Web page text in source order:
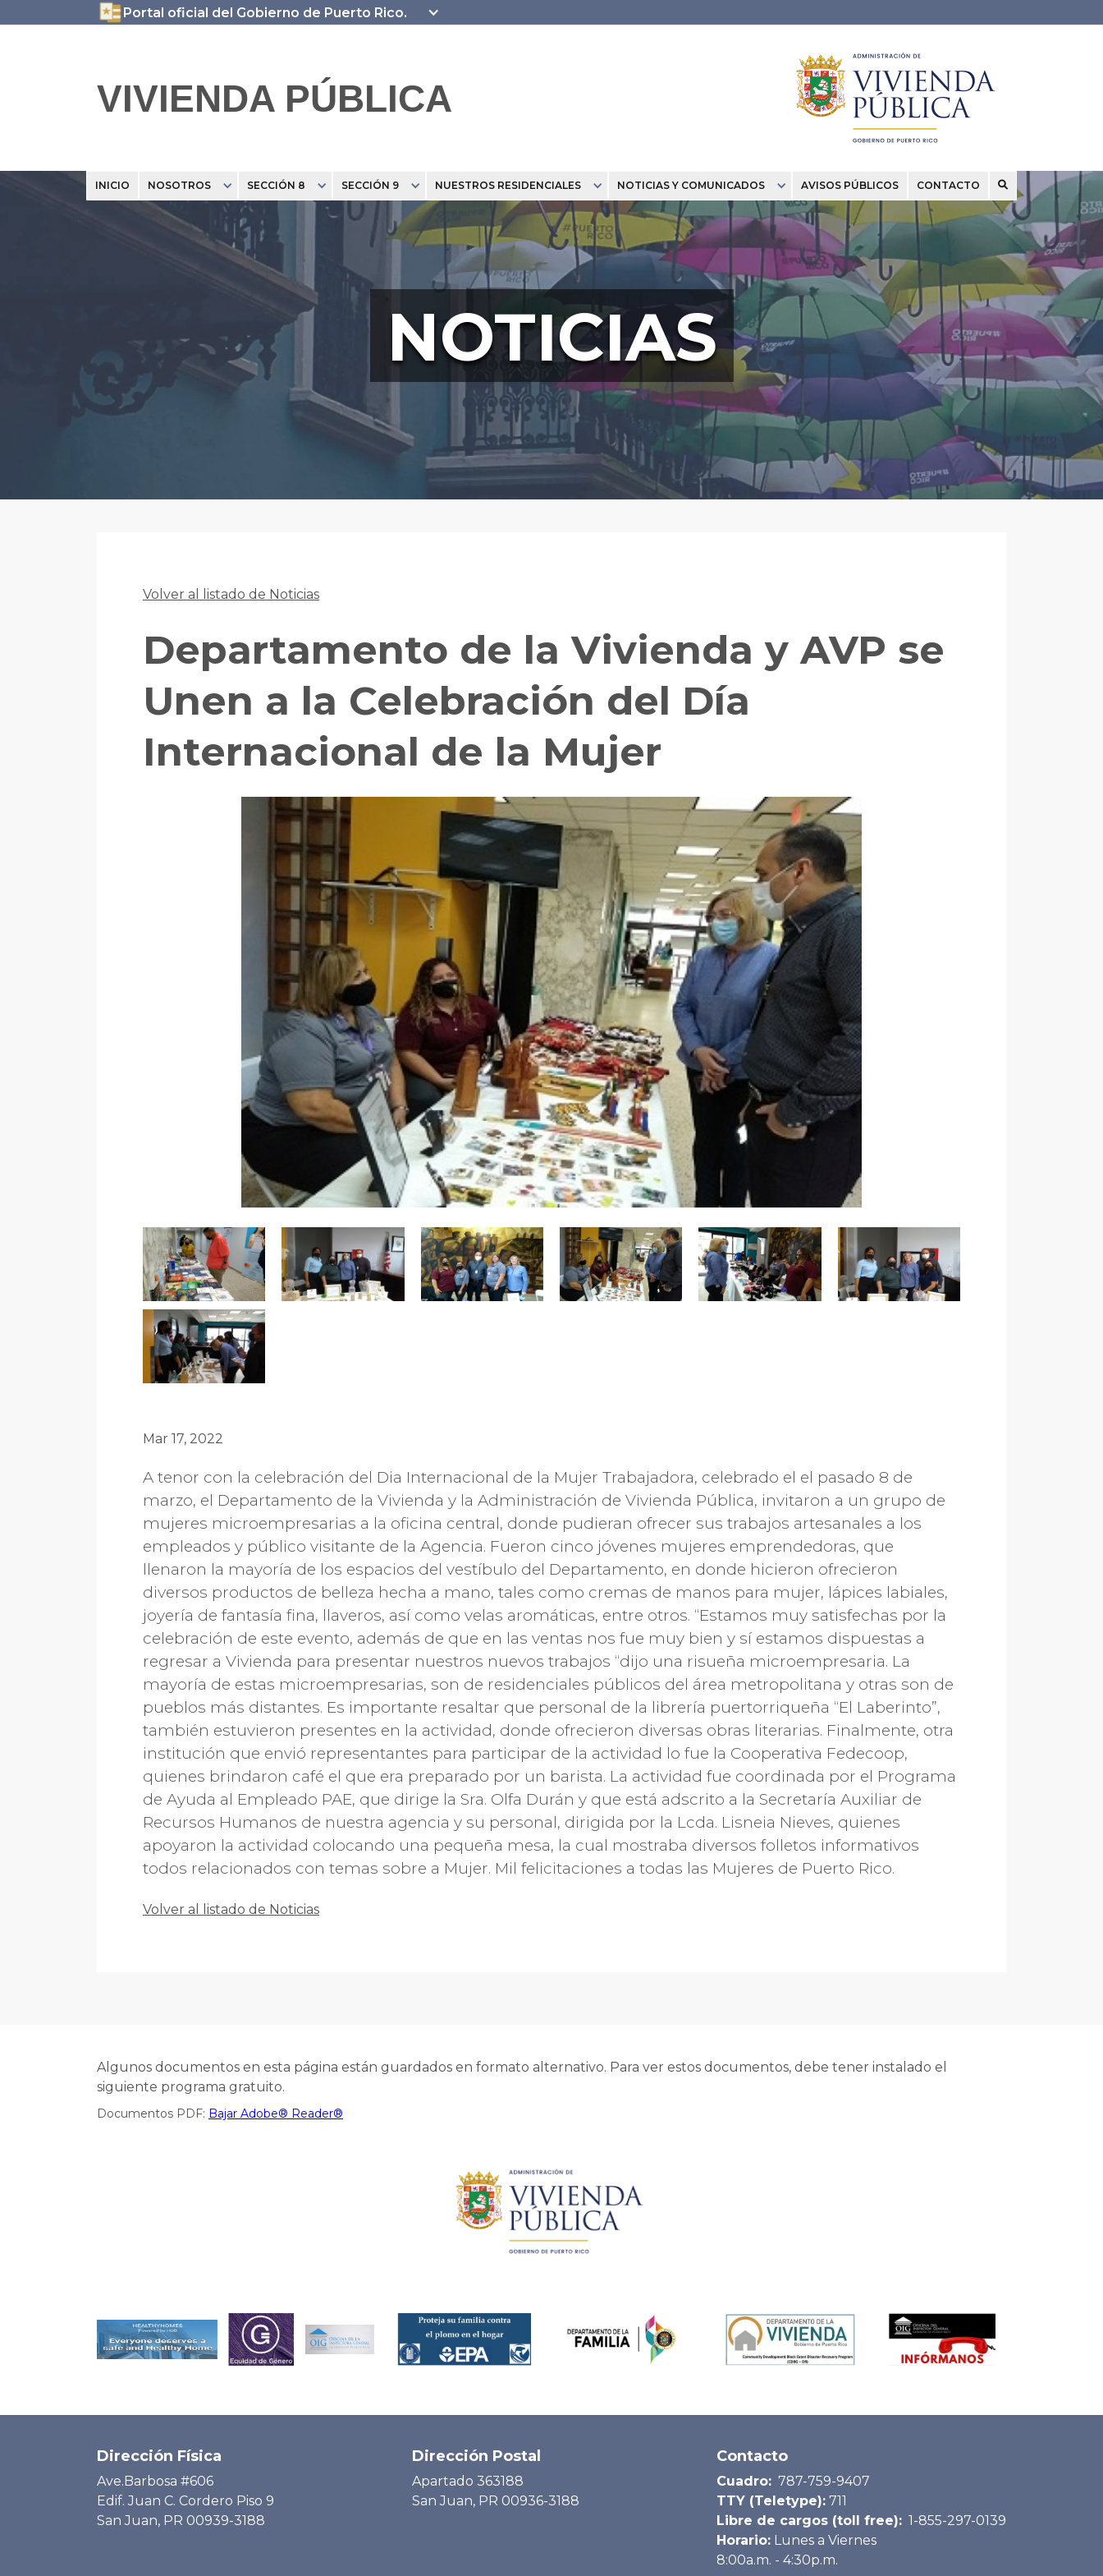
Portal oficial del Gobierno de Puerto Rico.
VIVIENDA PÚBLICA
INICIO NOSOTROS SECCIÓN 8 SECCIÓN 9 NUESTROS RESIDENCIALES NOTICIAS Y COMUNICADOS AVISOS PÚBLICOS CONTACTO
NOTICIAS
Volver al listado de Noticias
Departamento de la Vivienda y AVP se
Unen a la Celebración del Día
Internacional de la Mujer
Mar 17, 2022
A tenor con la celebración del Dia Internacional de la Mujer Trabajadora, celebrado el el pasado 8 de
marzo, el Departamento de la Vivienda y la Administración de Vivienda Pública, invitaron a un grupo de
mujeres microempresarias a la oficina central, donde pudieran ofrecer sus trabajos artesanales a los
empleados y público visitante de la Agencia. Fueron cinco jóvenes mujeres emprendedoras, que
llenaron la mayoría de los espacios del vestíbulo del Departamento, en donde hicieron ofrecieron
diversos productos de belleza hecha a mano, tales como cremas de manos para mujer, lápices labiales,
joyería de fantasía fina, llaveros, así como velas aromáticas, entre otros. “Estamos muy satisfechas por la
celebración de este evento, además de que en las ventas nos fue muy bien y sí estamos dispuestas a
regresar a Vivienda para presentar nuestros nuevos trabajos “dijo una risueña microempresaria. La
mayoría de estas microempresarias, son de residenciales públicos del área metropolitana y otras son de
pueblos más distantes. Es importante resaltar que personal de la librería puertorriqueña “El Laberinto”,
también estuvieron presentes en la actividad, donde ofrecieron diversas obras literarias. Finalmente, otra
institución que envió representantes para participar de la actividad lo fue la Cooperativa Fedecoop,
quienes brindaron café el que era preparado por un barista. La actividad fue coordinada por el Programa
de Ayuda al Empleado PAE, que dirige la Sra. Olfa Durán y que está adscrito a la Secretaría Auxiliar de
Recursos Humanos de nuestra agencia y su personal, dirigida por la Lcda. Lisneia Nieves, quienes
apoyaron la actividad colocando una pequeña mesa, la cual mostraba diversos folletos informativos
todos relacionados con temas sobre a Mujer. Mil felicitaciones a todas las Mujeres de Puerto Rico.
Volver al listado de Noticias
Algunos documentos en esta página están guardados en formato alternativo. Para ver estos documentos, debe tener instalado el
siguiente programa gratuito.
Documentos PDF: Bajar Adobe® Reader®
Dirección Física
Ave.Barbosa #606
Edif. Juan C. Cordero Piso 9
San Juan, PR 00939-3188
Dirección Postal
Apartado 363188
San Juan, PR 00936-3188
Contacto
Cuadro: 787-759-9407
TTY (Teletype): 711
Libre de cargos (toll free): 1-855-297-0139
Horario: Lunes a Viernes
8:00a.m. - 4:30p.m.